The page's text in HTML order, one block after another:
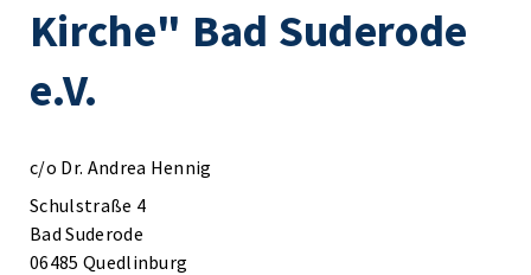
Kirche" Bad Suderode
e.V.
c/o Dr. Andrea Hennig
Schulstraße 4
Bad Suderode
06485 Quedlinburg